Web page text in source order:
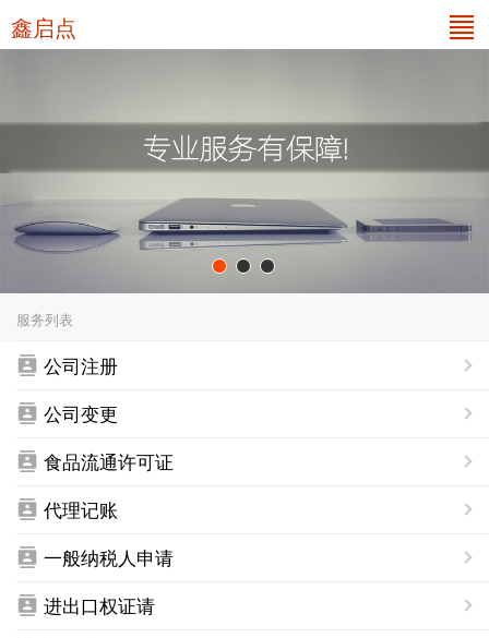
鑫启点
服务列表
公司注册
公司变更
食品流通许可证
代理记账
一般纳税人申请
进出口权证请